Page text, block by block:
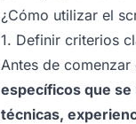
¿Cómo utilizar el
1. Definir criterios
Antes de
específicos que se
técnicas,